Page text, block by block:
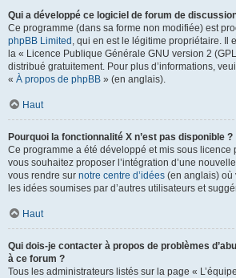
Qui a développé ce logiciel de forum de
Ce programme (dans sa forme non modifiée) est
phpBB Limited , qui en est le légitime propriétaire. Il
la « Licence Publique Générale GNU version 2
distribué gratuitement. Pour plus d’informations,
« À propos de phpBB » (en anglais).
Haut
Pourquoi la fonctionnalité X n’est pas disponible ?
Ce programme a été développé et mis sous licence
vous souhaitez proposer l’intégration d’une
vous rendre sur notre centre d’idées (en anglais) où
les idées soumises par d’autres utilisateurs et
Haut
Qui dois-je contacter à propos de problèmes
à ce forum ?
Tous les administrateurs listés sur la page «